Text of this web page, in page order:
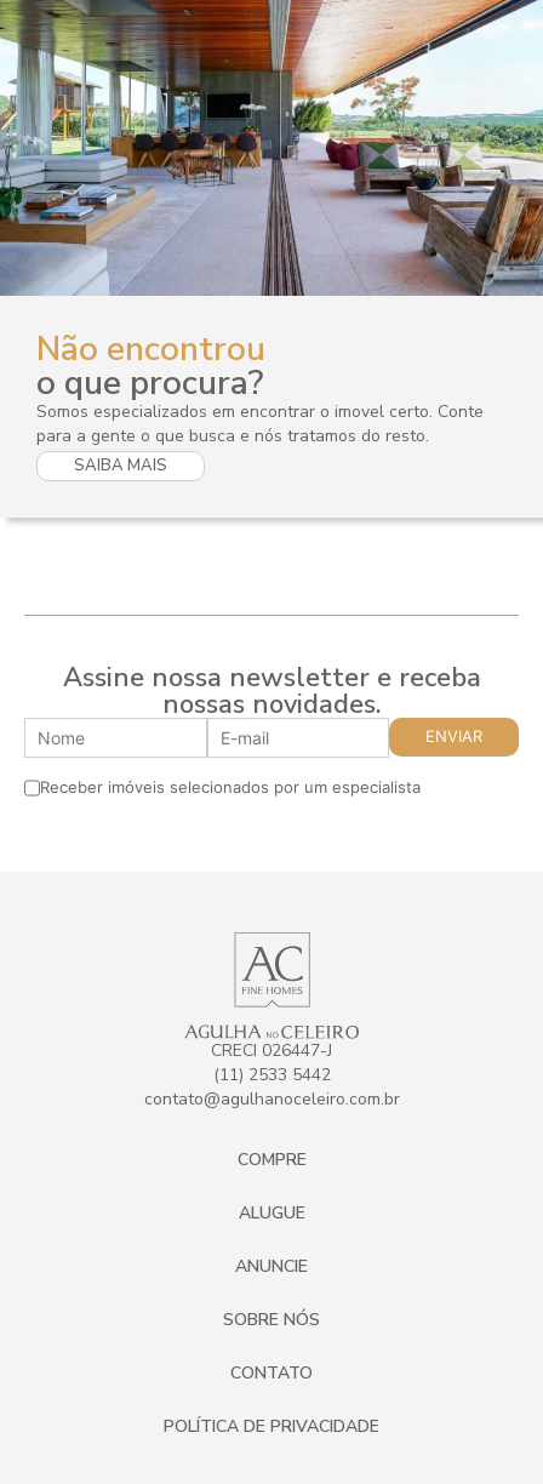
Não encontrou
o que procura?
Somos especializados em encontrar o imovel certo. Conte
para a gente o que busca e nós tratamos do resto.
SAIBA MAIS
Assine nossa newsletter e receba
nossas novidades.
Receber imóveis selecionados por um especialista
CRECI 026447-J
(11) 2533 5442
contato@agulhanoceleiro.com.br
COMPRE
ALUGUE
ANUNCIE
SOBRE NÓS
CONTATO
POLÍTICA DE PRIVACIDADE